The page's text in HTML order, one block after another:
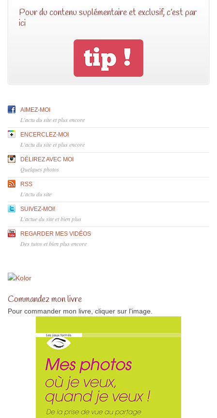
Pour du contenu suplémentaire et exclusif, c’est par
ici
AIMEZ-MOI
L'actu du site et plus encore
ENCERCLEZ-MOI
L'actu du site et plus encore
DÉLIREZ AVEC MOI
Quelques photos
RSS
L'actu du site
SUIVEZ-MOI!
L'actue du site et bien plus
REGARDER MES VIDÉOS
Des tutos et bien plus encore
Commandez mon livre
Pour commander mon livre, cliquer sur l'image.